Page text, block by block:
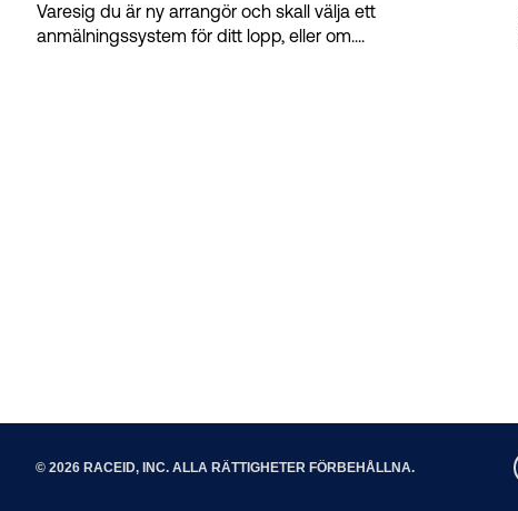
Varesig du är ny arrangör och skall välja ett
anmälningssystem för ditt lopp, eller om....
© 2026 RACEID, INC. ALLA RÄTTIGHETER FÖRBEHÅLLNA.